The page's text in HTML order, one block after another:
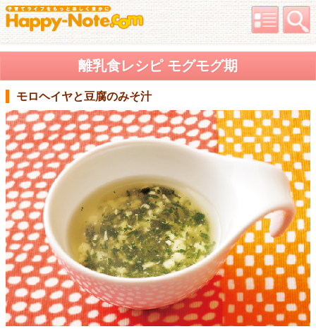
離乳食レシピ モグモグ期
モロヘイヤと豆腐のみそ汁